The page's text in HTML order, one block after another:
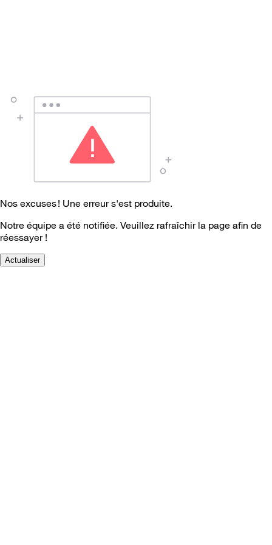
Nos excuses ! Une erreur s'est produite.
Notre équipe a été notifiée. Veuillez rafraîchir la page afin de
réessayer !
Actualiser